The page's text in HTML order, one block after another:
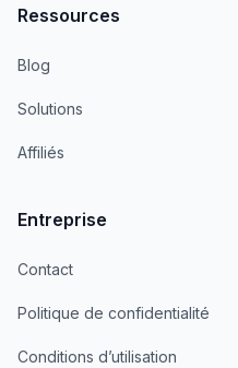
Ressources
Blog
Solutions
Affiliés
Entreprise
Contact
Politique de confidentialité
Conditions d’utilisation